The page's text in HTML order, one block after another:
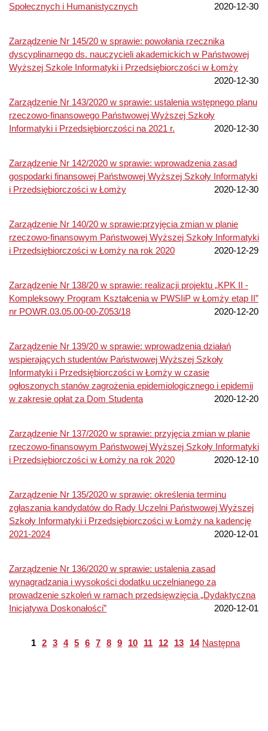
Społecznych i Humanistycznych
2020-12-30
Zarządzenie Nr 145/20 w sprawie: powołania rzecznika
dyscyplinarnego ds. nauczycieli akademickich w Państwowej
Wyższej Szkole Informatyki i Przedsiębiorczości w Łomży
2020-12-30
Zarządzenie Nr 143/2020 w sprawie: ustalenia wstępnego planu
rzeczowo-finansowego Państwowej Wyższej Szkoły
Informatyki i Przedsiębiorczości na 2021 r.
2020-12-30
Zarządzenie Nr 142/2020 w sprawie: wprowadzenia zasad
gospodarki finansowej Państwowej Wyższej Szkoły Informatyki
i Przedsiębiorczości w Łomży
2020-12-30
Zarządzenie Nr 140/20 w sprawie:przyjęcia zmian w planie
rzeczowo-finansowym Państwowej Wyższej Szkoły Informatyki
i Przedsiębiorczości w Łomży na rok 2020
2020-12-29
Zarządzenie Nr 138/20 w sprawie: realizacji projektu „KPK II -
Kompleksowy Program Kształcenia w PWSIiP w Łomży etap II”
nr POWR.03.05.00-00-Z053/18
2020-12-20
Zarządzenie Nr 139/20 w sprawie: wprowadzenia działań
wspierających studentów Państwowej Wyższej Szkoły
Informatyki i Przedsiębiorczości w Łomży w czasie
ogłoszonych stanów zagrożenia epidemiologicznego i epidemii
w zakresie opłat za Dom Studenta
2020-12-20
Zarządzenie Nr 137/2020 w sprawie: przyjęcia zmian w planie
rzeczowo-finansowym Państwowej Wyższej Szkoły Informatyki
i Przedsiębiorczości w Łomży na rok 2020
2020-12-10
Zarządzenie Nr 135/2020 w sprawie: określenia terminu
zgłaszania kandydatów do Rady Uczelni Państwowej Wyższej
Szkoły Informatyki i Przedsiębiorczości w Łomży na kadencję
2021-2024
2020-12-01
Zarządzenie Nr 136/2020 w sprawie: ustalenia zasad
wynagradzania i wysokości dodatku uczelnianego za
prowadzenie szkoleń w ramach przedsięwzięcia „Dydaktyczna
Inicjatywa Doskonałości”
2020-12-01
1 2 3 4 5 6 7 8 9 10 11 12 13 14 Następna